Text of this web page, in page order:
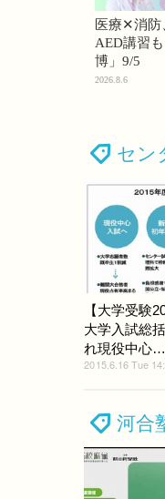
医療✕消防
AED講習
博」9/5
2026.8.6
セン
【大学受験
大学入試総
れ現役中心
2015.6.16 Tue
河合